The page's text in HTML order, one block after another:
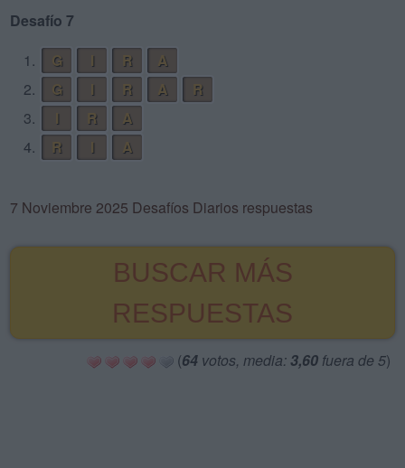
Desafío 7
1.
G R
A
2.
G R A
R
3.
R
A
4.
R A
7 Noviembre 2025 Desafíos Diarios respuestas
BUSCAR MÁS
RESPUESTAS
(64 votos, media: 3,60 fuera de 5)